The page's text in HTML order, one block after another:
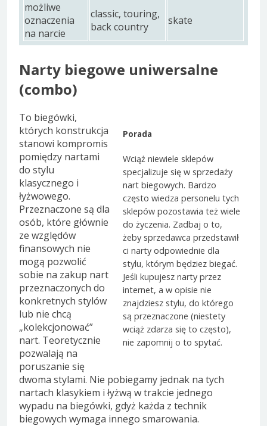
możliwe
oznaczenia
na narcie
classic, touring,
back country
skate
Narty biegowe uniwersalne
(combo)
Porada
Wciąż niewiele sklepów
specjalizuje się w sprzedaży
nart biegowych. Bardzo
często wiedza personelu tych
sklepów pozostawia też wiele
do życzenia. Zadbaj o to,
żeby sprzedawca przedstawił
ci narty odpowiednie dla
stylu, którym będziez biegać.
Jeśli kupujesz narty przez
internet, a w opisie nie
znajdziesz stylu, do którego
są przeznaczone (niestety
wciąż zdarza się to często),
nie zapomnij o to spytać.
To biegówki,
których konstrukcja
stanowi kompromis
pomiędzy nartami
do stylu
klasycznego i
łyżwowego.
Przeznaczone są dla
osób, które głównie
ze względów
finansowych nie
mogą pozwolić
sobie na zakup nart
przeznaczonych do
konkretnych stylów
lub nie chcą
„kolekcjonować”
nart. Teoretycznie
pozwalają na
poruszanie się
dwoma stylami. Nie pobiegamy jednak na tych
nartach klasykiem i łyżwą w trakcie jednego
wypadu na biegówki, gdyż każda z technik
biegowych wymaga innego smarowania.